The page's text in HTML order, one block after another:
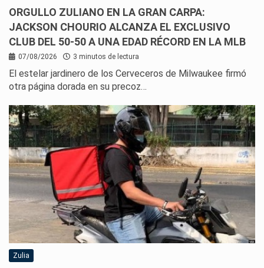
ORGULLO ZULIANO EN LA GRAN CARPA:
JACKSON CHOURIO ALCANZA EL EXCLUSIVO
CLUB DEL 50-50 A UNA EDAD RÉCORD EN LA MLB
07/08/2026 3 minutos de lectura
El estelar jardinero de los Cerveceros de Milwaukee firmó
otra página dorada en su precoz…
Zulia